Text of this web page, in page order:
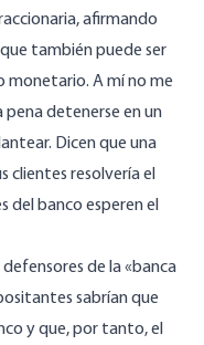
afirmando
también puede ser
monetario. A mí no me
pena detenerse en un
Dicen que una
clientes resolvería el
del banco esperen el
de la «banca
sabrían que
y que, por tanto, el